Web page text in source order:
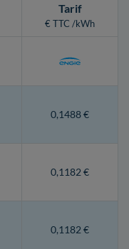
Tarif
€ TTC /kWh
0,1488 €
0,1182 €
0,1182 €